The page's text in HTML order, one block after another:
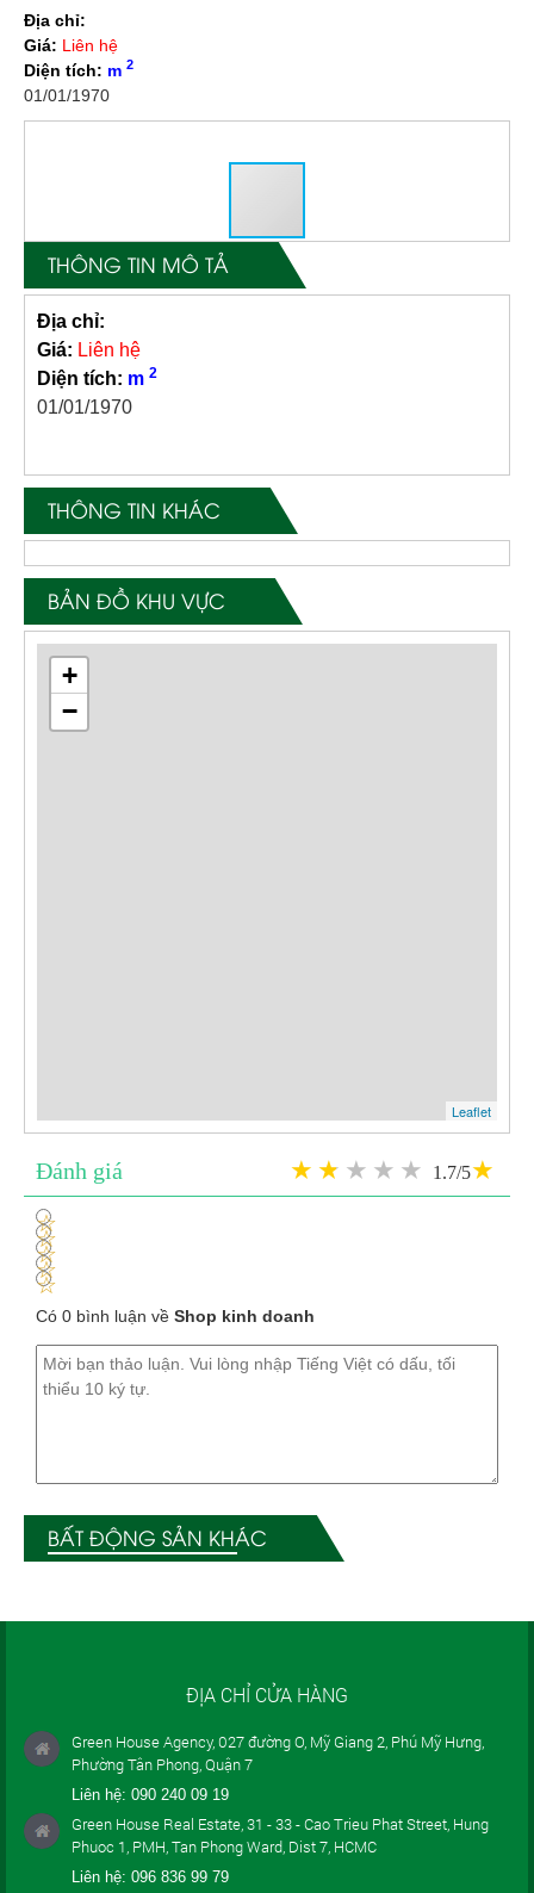
Địa chỉ:
Giá: Liên hệ
Diện tích: m 2
01/01/1970
THÔNG TIN MÔ TẢ
Địa chỉ:
Giá: Liên hệ
Diện tích: m 2
01/01/1970
THÔNG TIN KHÁC
BẢN ĐỒ KHU VỰC
+
−
Leaflet
Đánh giá 1.7/5
1
2
3
4
5
Có 0 bình luận về Shop kinh doanh
BẤT ĐỘNG SẢN KHÁC
ĐỊA CHỈ CỬA HÀNG
Green House Agency, 027 đường O, Mỹ Giang 2, Phú Mỹ Hưng,
Phường Tân Phong, Quận 7
Liên hệ: 090 240 09 19
Green House Real Estate, 31 - 33 - Cao Trieu Phat Street, Hung
Phuoc 1, PMH, Tan Phong Ward, Dist 7, HCMC
Liên hệ: 096 836 99 79